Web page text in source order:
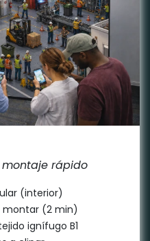
rápido
(interior)
montar (2 min)
ignífugo B1